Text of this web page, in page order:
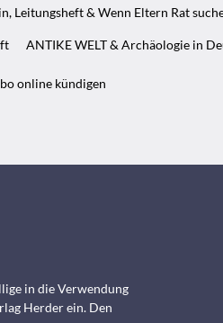
Leitungsheft & Wenn Eltern Rat
ANTIKE WELT & Archäologie in
online kündigen
in die Verwendung
Herder ein. Den